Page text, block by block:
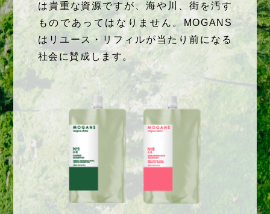
は貴重な資源ですが、海や川、街を汚す
ものであってはなりません。MOGANS
はリユース・リフィルが当たり前になる
社会に賛成します。